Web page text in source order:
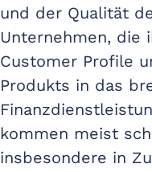
und der Qualität
Unternehmen, die
Customer Profile
Produkts in das
kommen meist
insbesondere in